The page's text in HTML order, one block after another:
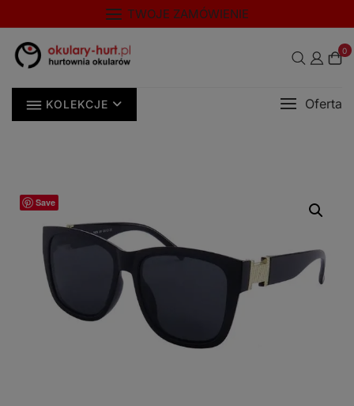
to
content
TWOJE ZAMÓWIENIE
0
KOLEKCJE Oferta
Save
modal-check